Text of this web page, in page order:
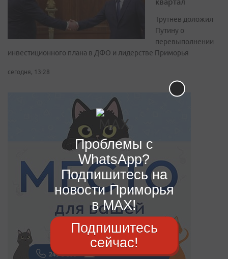
Трутнев доложил
Путину о
перевыполнении
инвестиционного плана в ДФО и лидерстве Приморья
сегодня, 13:28
Проблемы с
WhatsApp?
Подпишитесь на
новости Приморья
в MAX!
Подпишитесь
сейчас!